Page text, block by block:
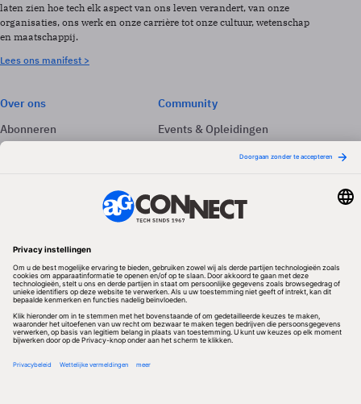
laten zien hoe tech elk aspect van ons leven verandert, van onze
organisaties, ons werk en onze carrière tot onze cultuur, wetenschap
en maatschappij.
Lees ons manifest >
Over ons
Abonneren
Adverteren
Community
Events & Opleidingen
Volg ons
Redactionele partner